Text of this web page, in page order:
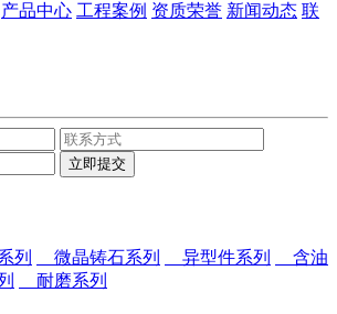
产品中心 工程案例 资质荣誉 新闻动态 联
列 微晶铸石系列 异型件系列
含油
耐磨系列